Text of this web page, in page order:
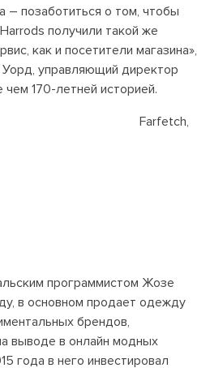
– позаботиться о том, чтобы
получили такой же
как и посетители магазина»,
управляющий директор
чем 170-летней историей.
Farfetch,
программистом Жозе
в основном продает одежду
брендов,
выводе в онлайн модных
года в него инвестировал